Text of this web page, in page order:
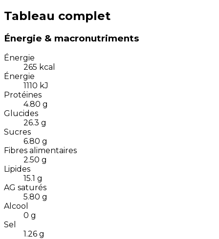
Tableau complet
Énergie & macronutriments
Énergie
265 kcal
Énergie
1110 kJ
Protéines
4.80 g
Glucides
26.3 g
Sucres
6.80 g
Fibres alimentaires
2.50 g
Lipides
15.1 g
AG saturés
5.80 g
Alcool
0 g
Sel
1.26 g